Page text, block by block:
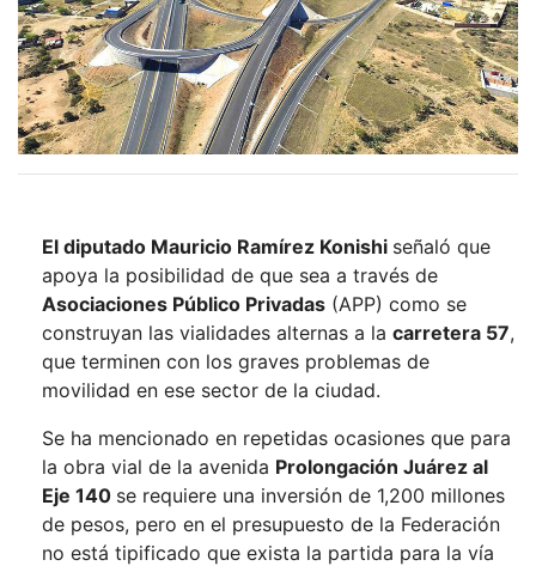
El diputado Mauricio Ramírez Konishi señaló que
apoya la posibilidad de que sea a través de
Asociaciones Público Privadas (APP) como se
construyan las vialidades alternas a la carretera 57,
que terminen con los graves problemas de
movilidad en ese sector de la ciudad.
Se ha mencionado en repetidas ocasiones que para
la obra vial de la avenida Prolongación Juárez al
Eje 140 se requiere una inversión de 1,200 millones
de pesos, pero en el presupuesto de la Federación
no está tipificado que exista la partida para la vía